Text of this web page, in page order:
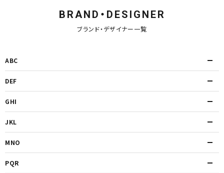
BRAND・DESIGNER
ブランド・デザイナー一覧
ABC
DEF
GHI
JKL
MNO
PQR